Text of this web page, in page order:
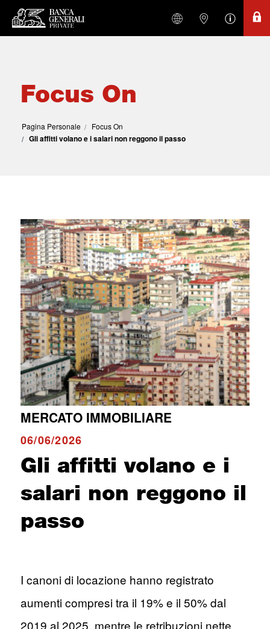
Focus On
Pagina Personale Focus On
Gli affitti volano e i salari non reggono il passo
MERCATO IMMOBILIARE
06/06/2026
Gli affitti volano e i
salari non reggono il
passo
I canoni di locazione hanno registrato
aumenti compresi tra il 19% e il 50% dal
2019 al 2025, mentre le retribuzioni nette